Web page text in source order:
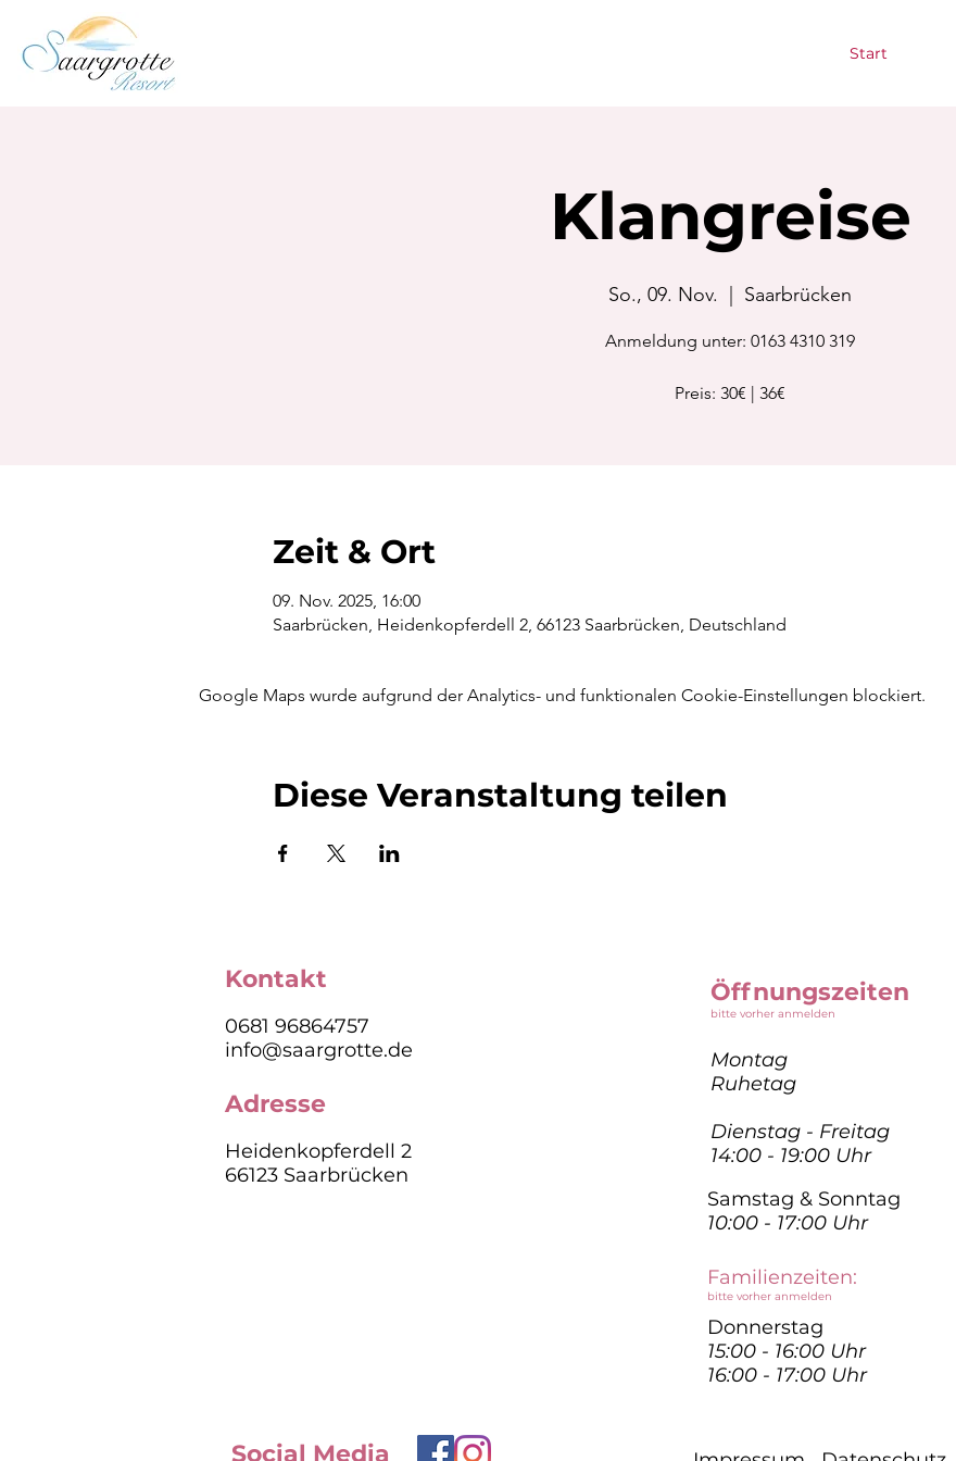
Start
Klangreise
So., 09. Nov. Saarbrücken
Anmeldung unter: 0163 4310 319
Preis: 30€ | 36€
Zeit & Ort
09. Nov. 2025, 16:00
Saarbrücken, Heidenkopferdell 2, 66123 Saarbrücken, Deutschland
Google Maps wurde aufgrund der Analytics- und funktionalen Cookie-Einstellungen blockiert.
Diese Veranstaltung teilen
Kontakt
0681 96864757
info@saargrotte.de
Adresse
Heidenkopferdell 2
66123 Saarbrücken
Öffnungszeiten
bitte vorher anmelden
Montag
Ruhetag
Dienstag - Freitag
14:00 - 19:00 Uhr
Samstag & Sonntag
10:00 - 17:00 Uhr
Familienzeiten:
bitte vorher anmelden
Donnerstag
15:00 - 16:00 Uhr
16:00 - 17:00 Uhr
Social Media